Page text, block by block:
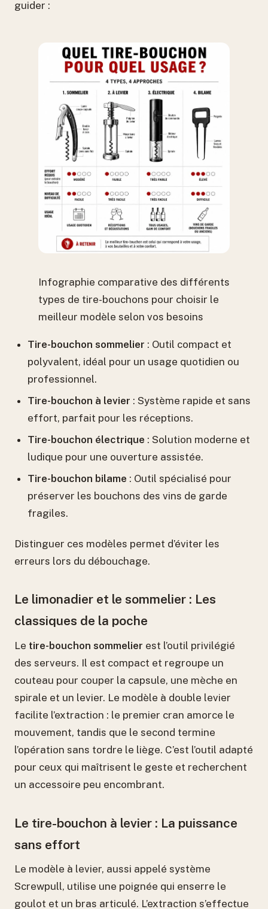
guider :
Infographie comparative des différents
types de tire-bouchons pour choisir le
meilleur modèle selon vos besoins
Tire-bouchon sommelier : Outil compact et
polyvalent, idéal pour un usage quotidien ou
professionnel.
Tire-bouchon à levier : Système rapide et sans
effort, parfait pour les réceptions.
Tire-bouchon électrique : Solution moderne et
ludique pour une ouverture assistée.
Tire-bouchon bilame : Outil spécialisé pour
préserver les bouchons des vins de garde
fragiles.
Distinguer ces modèles permet d’éviter les
erreurs lors du débouchage.
Le limonadier et le sommelier : Les
classiques de la poche
Le tire-bouchon sommelier est l’outil privilégié
des serveurs. Il est compact et regroupe un
couteau pour couper la capsule, une mèche en
spirale et un levier. Le modèle à double levier
facilite l’extraction : le premier cran amorce le
mouvement, tandis que le second termine
l’opération sans tordre le liège. C’est l’outil adapté
pour ceux qui maîtrisent le geste et recherchent
un accessoire peu encombrant.
Le tire-bouchon à levier : La puissance
sans effort
Le modèle à levier, aussi appelé système
Screwpull, utilise une poignée qui enserre le
goulot et un bras articulé. L’extraction s’effectue